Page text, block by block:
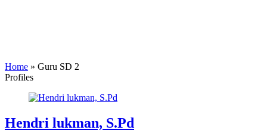
Home » Guru SD 2
Profiles
Hendri lukman, S.Pd